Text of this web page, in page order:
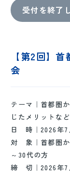
受付を終了
【第2回】
会
テーマ｜首都圏
じたメリットなど
日 時｜2026年7
対 象｜首都圏か
～30代の方
締 切｜2026年7